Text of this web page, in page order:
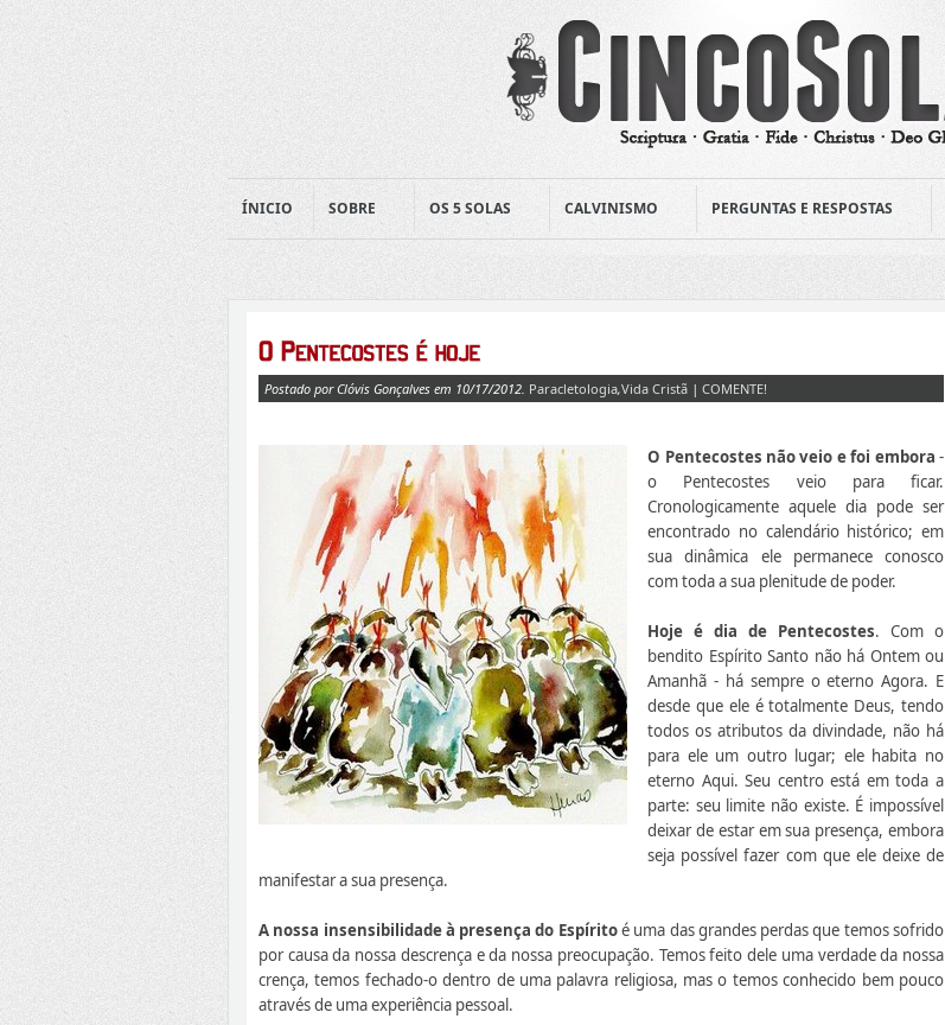
ÍNICIO SOBRE OS 5 SOLAS CALVINISMO PERGUNTAS E RESPOSTAS
Postado por Clóvis Gonçalves em 10/17/2012. Paracletologia,Vida Cristã | COMENTE!
O Pentecostes não veio e foi embora -
o Pentecostes veio para ficar.
Cronologicamente aquele dia pode ser
encontrado no calendário histórico; em
sua dinâmica ele permanece conosco
com toda a sua plenitude de poder.
Hoje é dia de Pentecostes. Com o
bendito Espírito Santo não há Ontem ou
Amanhã - há sempre o eterno Agora. E
desde que ele é totalmente Deus, tendo
todos os atributos da divindade, não há
para ele um outro lugar; ele habita no
eterno Aqui. Seu centro está em toda a
parte: seu limite não existe. É impossível
deixar de estar em sua presença, embora
seja possível fazer com que ele deixe de
manifestar a sua presença.
A nossa insensibilidade à presença do Espíritoé uma das grandes perdas que temos sofrido
por causa da nossa descrença e da nossa preocupação. Temos feito dele uma verdade da nossa
crença, temos fechado-o dentro de uma palavra religiosa, mas o temos conhecido bem pouco
através de uma experiência pessoal.